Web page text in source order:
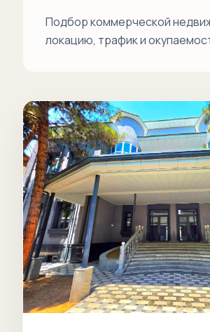
Подбор коммерческой
локацию, трафик и